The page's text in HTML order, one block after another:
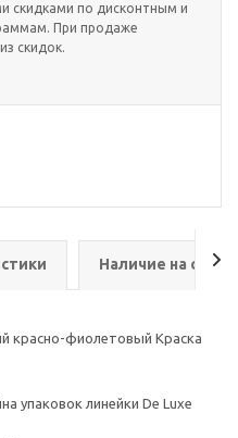
скидками по дисконтным и
При продаже
скидок.
Наличие на
красно-фиолетовый Краска
упаковок линейки De Luxe